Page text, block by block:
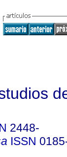
2448-
ISSN